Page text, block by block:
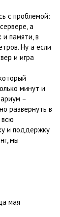
с проблемой:
а
и памяти, в
Ну а если
и игра
минут и
–
развернуть в
всю
и поддержку
мы
мая